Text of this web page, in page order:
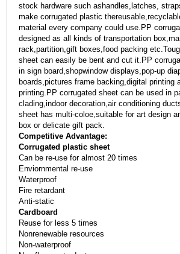
stock hardware such ashandles,latches,
make corrugated plastic
material every company could use.PP
designed as all kinds of transportation
rack,partition,gift boxes,food packing
sheet can easily be bent and cut it.PP
in sign board,shopwindow displays,pop-up
boards,pictures frame backing,digital printing
printing.PP corrugated sheet can be used in
clading,indoor decoration,air conditioning
sheet has multi-coloe,suitable for art design
box or delicate gift pack.
Competitive Advantage:
Corrugated plastic sheet
Can be re-use for almost 20 times
Enviornmental re-use
Waterproof
Fire retardant
Anti-static
Cardboard
Reuse for less 5 times
Nonrenewable resources
Non-waterproof